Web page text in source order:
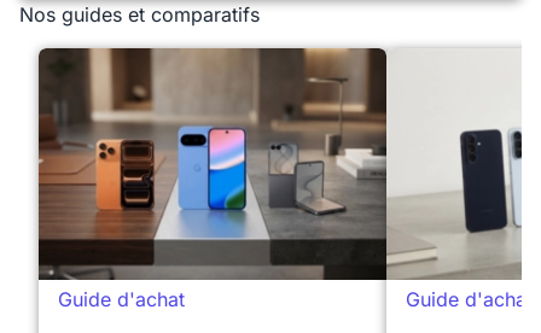
Nos guides et comparatifs
Guide d'achat Guide d'achat